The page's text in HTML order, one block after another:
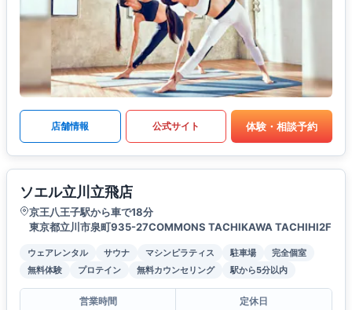
店舗情報 公式サイト 体験・相談予約
ソエル立川立飛店
京王八王子駅から車で18分
東京都立川市泉町935-27COMMONS TACHIKAWA TACHIHI2F
ウェアレンタル サウナ マシンピラティス 駐車場
完全個室
無料体験
プロテイン 無料カウンセリング 駅から5分以内
営業時間
定休日